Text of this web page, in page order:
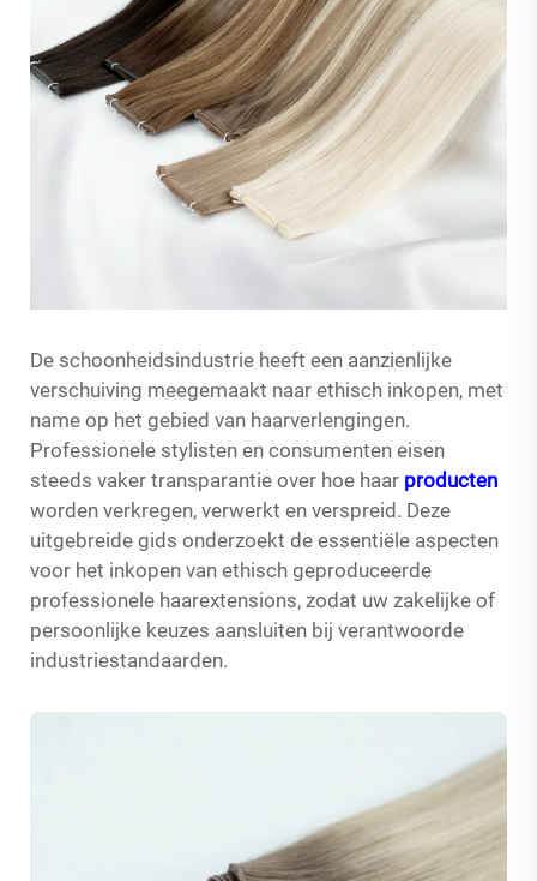
De schoonheidsindustrie heeft een aanzienlijke
verschuiving meegemaakt naar ethisch inkopen, met
name op het gebied van haarverlengingen.
Professionele stylisten en consumenten eisen
steeds vaker transparantie over hoe haar producten
worden verkregen, verwerkt en verspreid. Deze
uitgebreide gids onderzoekt de essentiële aspecten
voor het inkopen van ethisch geproduceerde
professionele haarextensions, zodat uw zakelijke of
persoonlijke keuzes aansluiten bij verantwoorde
industriestandaarden.